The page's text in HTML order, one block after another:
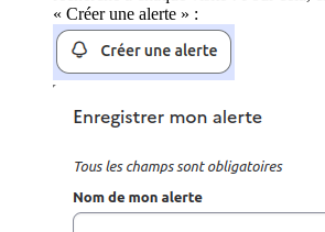
« Créer une alerte » :